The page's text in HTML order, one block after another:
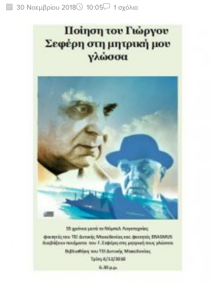
30 Νοεμβρίου 2018 10:05 1 σχόλιο